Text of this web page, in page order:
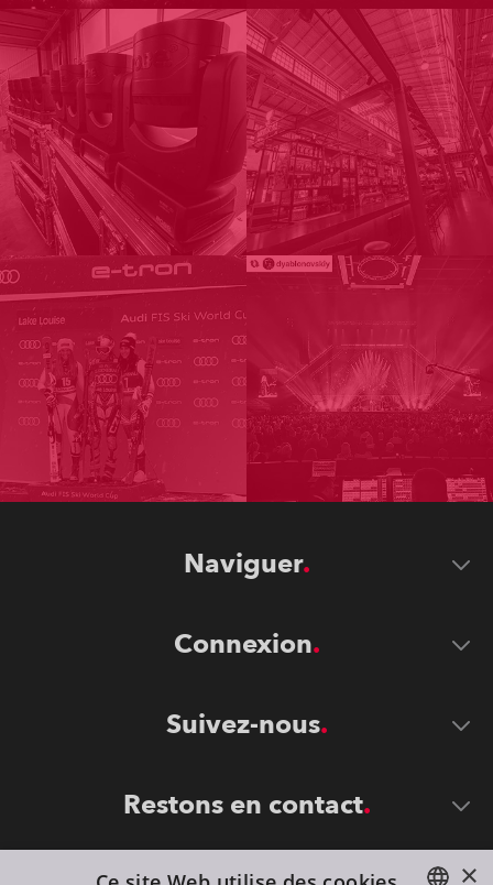
Naviguer
Connexion
Suivez-nous
Restons en contact
×